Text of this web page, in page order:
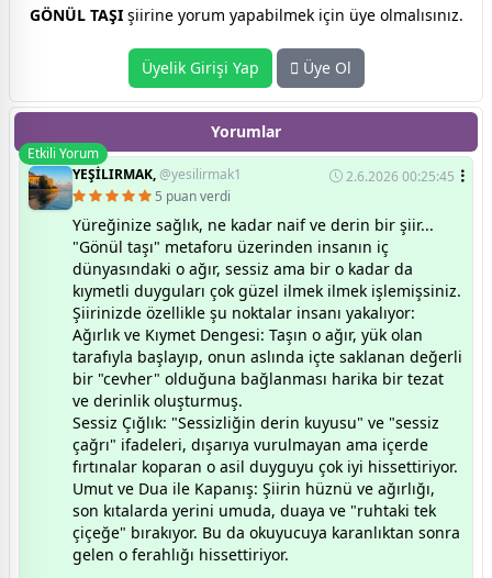
GÖNÜL TAŞIşiirine yorum yapabilmek için üye olmalısınız.
Üyelik Girişi Yap Üye Ol
Yorumlar
Etkili Yorum
YEŞİLIRMAK,@yesilirmak1
2.6.2026 00:25:45
5 puan verdi
Yüreğinize sağlık, ne kadar naif ve derin bir şiir...
"Gönül taşı" metaforu üzerinden insanın iç
dünyasındaki o ağır, sessiz ama bir o kadar da
kıymetli duyguları çok güzel ilmek ilmek işlemişsiniz.
​Şiirinizde özellikle şu noktalar insanı yakalıyor:
​Ağırlık ve Kıymet Dengesi: Taşın o ağır, yük olan
tarafıyla başlayıp, onun aslında içte saklanan değerli
bir "cevher" olduğuna bağlanması harika bir tezat
ve derinlik oluşturmuş.
​Sessiz Çığlık: "Sessizliğin derin kuyusu" ve "sessiz
çağrı" ifadeleri, dışarıya vurulmayan ama içerde
fırtınalar koparan o asil duyguyu çok iyi hissettiriyor.
​Umut ve Dua ile Kapanış: Şiirin hüznü ve ağırlığı,
son kıtalarda yerini umuda, duaya ve "ruhtaki tek
çiçeğe" bırakıyor. Bu da okuyucuya karanlıktan sonra
gelen o ferahlığı hissettiriyor.